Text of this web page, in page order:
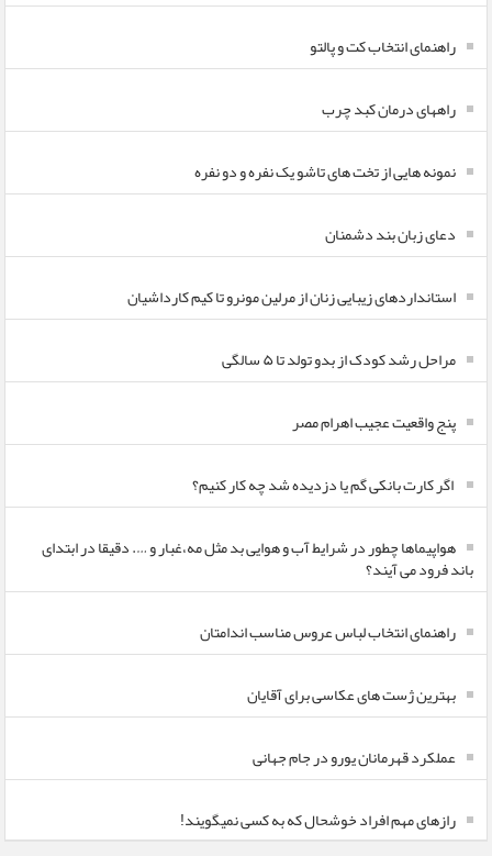
راهنمای انتخاب کت و پالتو
راههای درمان کبد چرب
نمونه هایی از تخت های تاشو یک نفره و دو نفره
دعای زبان بند دشمنان
استانداردهای زیبایی زنان از مرلین مونرو تا کیم کارداشیان
مراحل رشد کودک از بدو تولد تا ۵ سالگی
پنج واقعیت عجیب اهرام مصر
اگر کارت بانکی گم یا دزدیده شد چه کار کنیم؟
هواپیماها چطور در شرایط آب و هوایی بد مثل مه،غبار و …. دقیقا در ابتدای
باند فرود می آیند؟
راهنمای انتخاب لباس عروس مناسب اندامتان
بهترین ژست های عکاسی برای آقایان
عملکرد قهرمانان یورو در جام جهانی
رازهای مهم افراد خوشحال که به کسی نمیگویند!